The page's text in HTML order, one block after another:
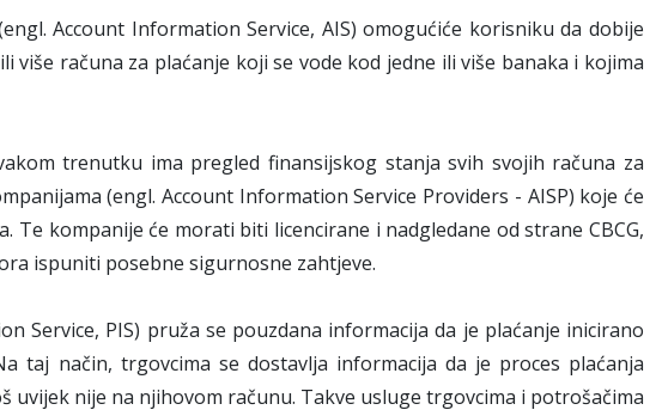
Account Information Service, AIS) omogućiće korisniku da dobije
računa za plaćanje koji se vode kod jedne ili više banaka i kojima
trenutku ima pregled finansijskog stanja svih svojih računa za
(engl. Account Information Service Providers - AISP) koje će
kompanije će morati biti licencirane i nadgledane od strane CBCG,
ispuniti posebne sigurnosne zahtjeve.
Service, PIS) pruža se pouzdana informacija da je plaćanje inicirano
taj način, trgovcima se dostavlja informacija da je proces plaćanja
nije na njihovom računu. Takve usluge trgovcima i potrošačima